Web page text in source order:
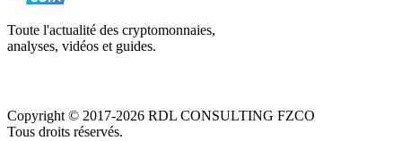
Toute l'actualité des cryptomonnaies,
analyses, vidéos et guides.
Copyright © 2017-2026 RDL CONSULTING FZCO
Tous droits réservés.